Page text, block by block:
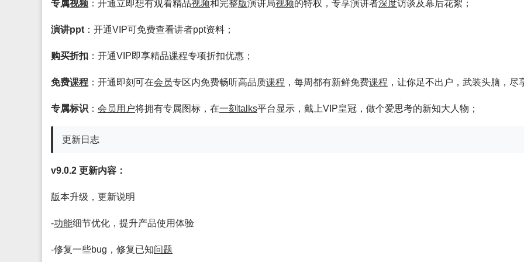
专属视频 ：开通立即想有观看精品视频和完整版演讲局视频的特权，专享演讲者深度访谈及幕后花絮；
演讲ppt ：开通VIP可免费查看讲者ppt资料；
购买折扣 ：开通VIP即享精品课程专项折扣优惠；
免费课程 ：开通即刻可在会员专区内免费畅听高品质课程 ，每周都有新鲜免费课程 ，让你足不出户，武装头脑，尽
专属标识 ： 会员用户将拥有专属图标，在一刻talks平台显示，戴上VIP皇冠，做个爱思考的新知大人物；
更新日志
v9.0.2 更新内容：
版本升级，更新说明
-功能细节优化，提升产品使用体验
-修复一些bug，修复已知问题